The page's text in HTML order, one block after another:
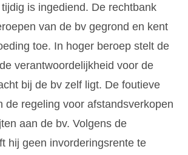
is ingediend. De rechtbank
van de bv gegrond en kent
toe. In hoger beroep stelt de
verantwoordelijkheid voor de
bij de bv zelf ligt. De foutieve
de regeling voor afstandsverkopen
aan de bv. Volgens de
hij geen invorderingsrente te